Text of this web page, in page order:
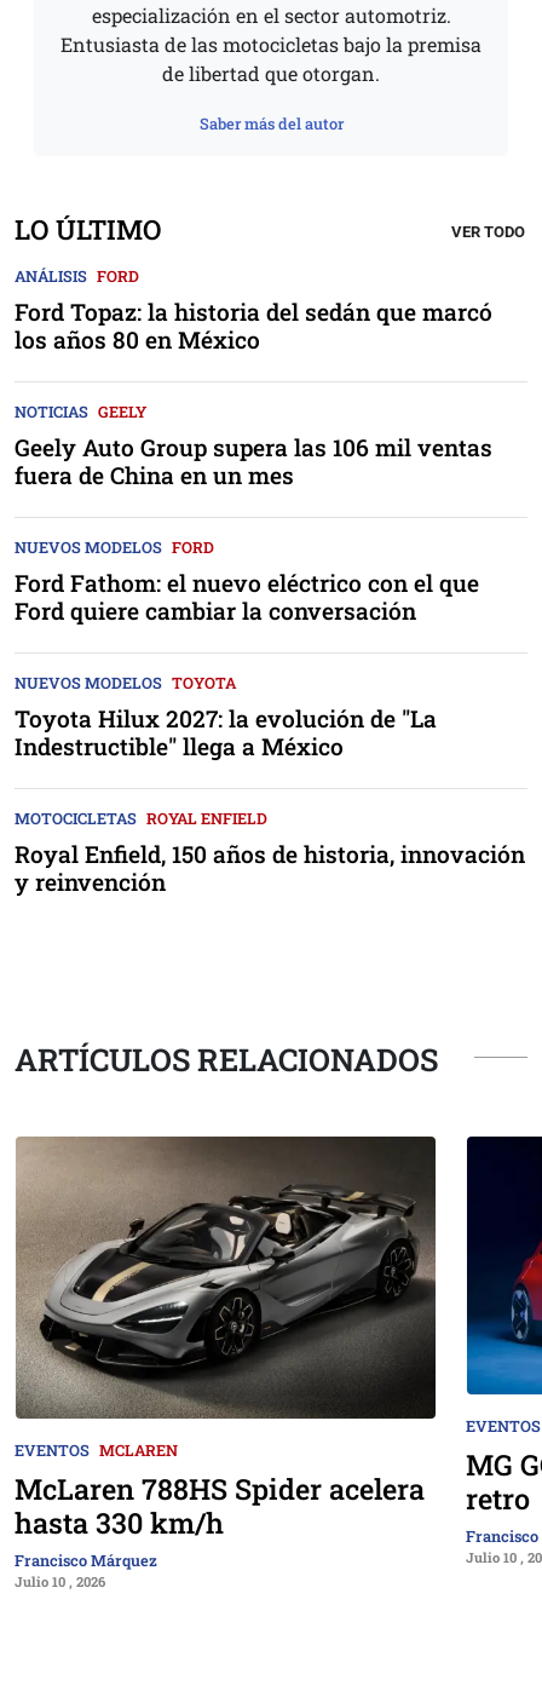
especialización en el sector automotriz.
Entusiasta de las motocicletas bajo la premisa
de libertad que otorgan.
Saber más del autor
LO ÚLTIMO VER TODO
ANÁLISIS FORD
Ford Topaz: la historia del sedán que marcó
los años 80 en México
NOTICIAS GEELY
Geely Auto Group supera las 106 mil ventas
fuera de China en un mes
NUEVOS MODELOS FORD
Ford Fathom: el nuevo eléctrico con el que
Ford quiere cambiar la conversación
NUEVOS MODELOS TOYOTA
Toyota Hilux 2027: la evolución de "La
Indestructible" llega a México
MOTOCICLETAS ROYAL ENFIELD
Royal Enfield, 150 años de historia, innovación
y reinvención
ARTÍCULOS RELACIONADOS
EVENTOS MCLAREN
McLaren 788HS Spider acelera
hasta 330 km/h
Francisco Márquez
Julio 10 , 2026
EVENTOS
MG
retro
Julio 10 ,